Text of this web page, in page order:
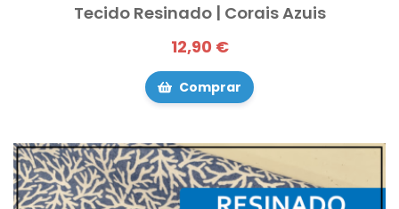
Tecido Resinado | Corais Azuis
12,90 €
Comprar